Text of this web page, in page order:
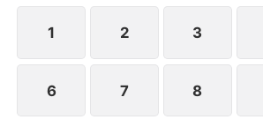
女が去った後、失って初めて彼女の
の隠された愛に気づき、底知れぬ深
1 2 3
6 7 8